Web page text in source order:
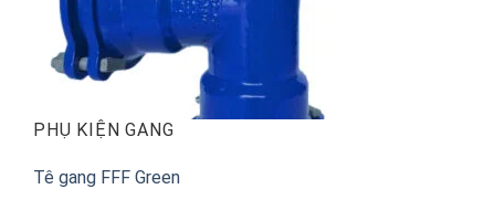
PHỤ KIỆN GANG
Tê gang FFF Green